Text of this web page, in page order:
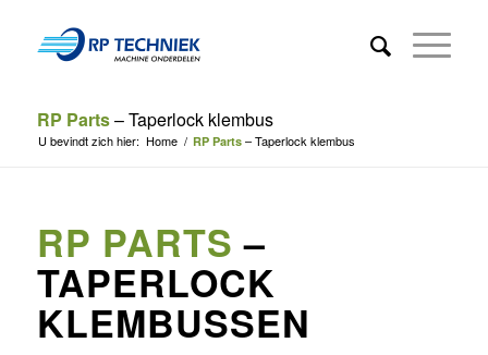
RP Parts– Taperlock klembus
U bevindt zich hier: Home / RP Parts – Taperlock klembus
RP PARTS–
TAPERLOCK
KLEMBUSSEN